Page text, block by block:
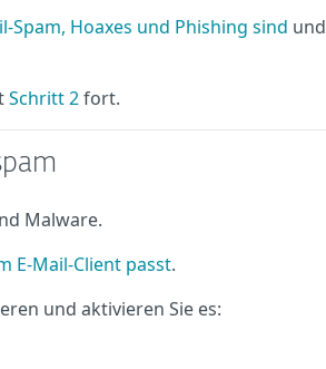
Spam, Hoaxes und Phishing sind und
Schritt 2fort.
Malware.
E-Mail-Client passt.
und aktivieren Sie es: